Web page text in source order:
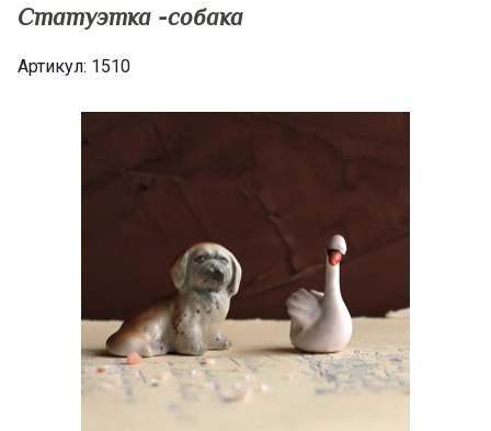
Статуэтка -собака
Артикул: 1510